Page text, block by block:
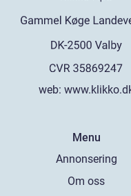
web:
Menu
Annonsering
Om oss